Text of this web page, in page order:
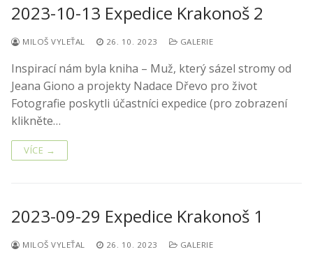
2023-10-13 Expedice Krakonoš 2
MILOŠ VYLEŤAL 26. 10. 2023 GALERIE
Inspirací nám byla kniha – Muž, který sázel stromy od
Jeana Giono a projekty Nadace Dřevo pro život
Fotografie poskytli účastníci expedice (pro zobrazení
klikněte…
VÍCE →
2023-09-29 Expedice Krakonoš 1
MILOŠ VYLEŤAL 26. 10. 2023 GALERIE